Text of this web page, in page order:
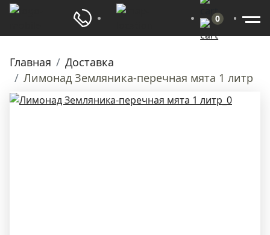
0
Главная
Доставка
Лимонад Земляника-перечная мята 1 литр